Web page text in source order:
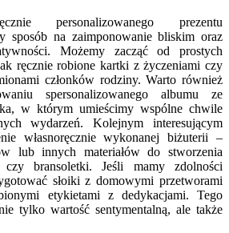
personalizowanego prezentu
sposób na zaimponowanie bliskim oraz
Możemy zacząć od prostych
ręcznie robione kartki z życzeniami czy
członków rodziny. Warto również
spersonalizowanego albumu ze
w którym umieścimy wspólne chwile
wydarzeń. Kolejnym interesującym
własnoręcznie wykonanej biżuterii –
lub innych materiałów do stworzenia
czy bransoletki. Jeśli mamy zdolności
słoiki z domowymi przetworami
etykietami z dedykacjami. Tego
tylko wartość sentymentalną, ale także